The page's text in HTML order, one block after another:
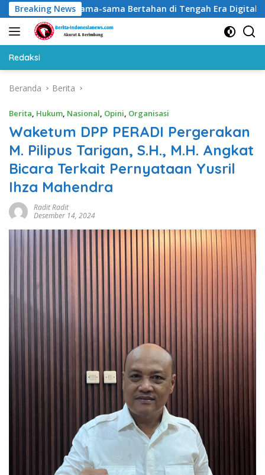
Langsung
ke
konten
Breaking News
Sama-sama Bertahan di Tengah Era Digital
Redaksi
Beranda Berita
Berita, Hukum, Nasional, Opini, Organisasi
Waketum DPP PERADI Pergerakan
M. Pilipus Tarigan, S.H., M.H. Angkat
Bicara Terkait Pernyataan Yusril
Ihza Mahendra
Radit Radit
Desember 14, 2024